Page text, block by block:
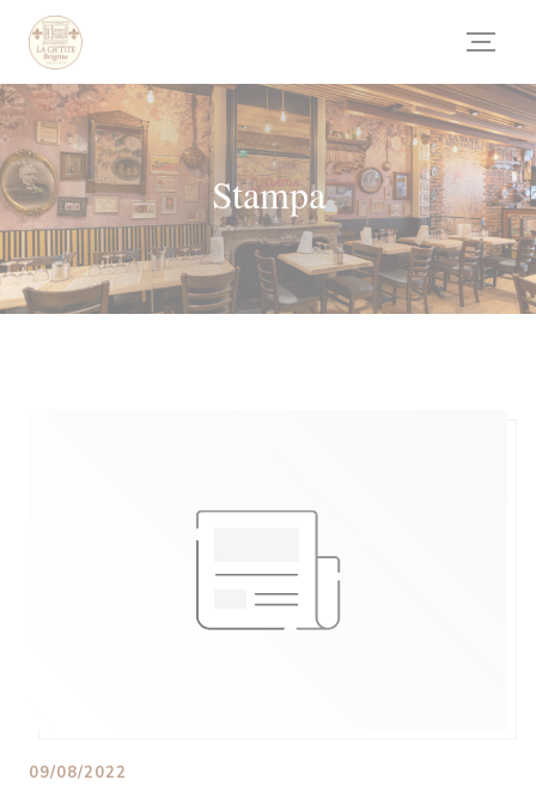
Personalizzazione delle tue scelte sui cookie
Stampa
09/08/2022